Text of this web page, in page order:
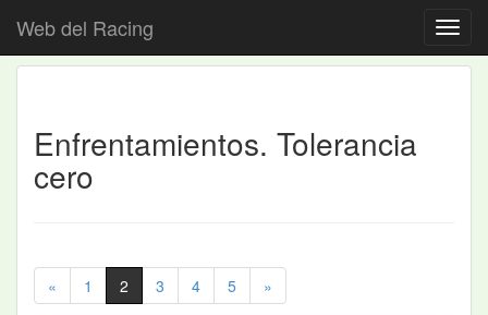
Web del Racing
Enfrentamientos. Tolerancia
cero
« 1 2 3 4 5 »